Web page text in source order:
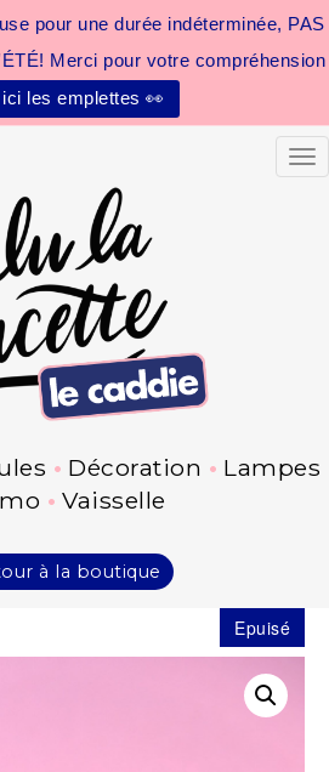
pour une durée indéterminée, PAS
Merci pour votre compréhension
les emplettes 👀
Décoration
Lampes
Vaisselle
à la boutique
Epuisé